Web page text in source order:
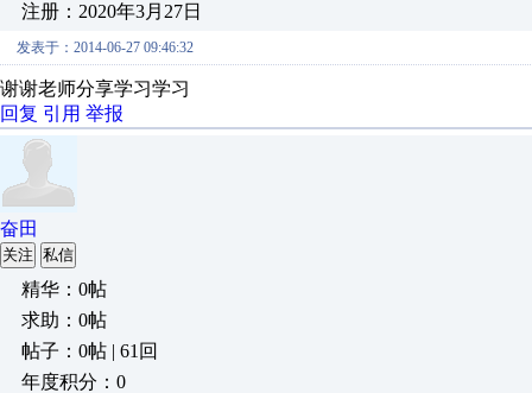
注册：2020年3月27日
发表于：2014-06-27 09:46:32
谢谢老师分享学习学习
回复 引用 举报
奋田
关注 私信
精华：0帖
求助：0帖
帖子：0帖 | 61回
年度积分：0